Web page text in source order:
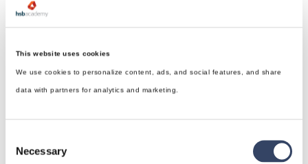
This website uses cookies
We use cookies to personalize content, ads, and social features, and share
data with partners for analytics and marketing.
Selection
Necessary